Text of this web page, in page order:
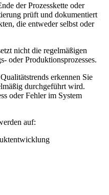
der Prozesskette oder
prüft und dokumentiert
die entweder selbst oder
nicht die regelmäßigen
oder Produktionsprozesses.
erkennen Sie
durchgeführt wird.
oder Fehler im System
auf: